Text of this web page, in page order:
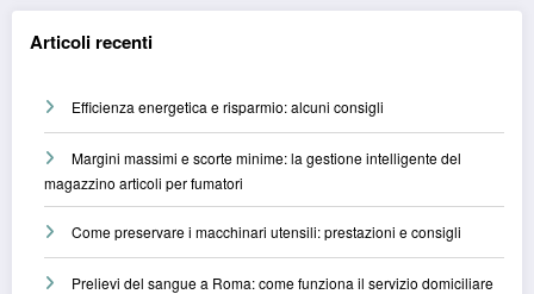
Articoli recenti
Efficienza energetica e risparmio: alcuni consigli
Margini massimi e scorte minime: la gestione intelligente del
magazzino articoli per fumatori
Come preservare i macchinari utensili: prestazioni e consigli
Prelievi del sangue a Roma: come funziona il servizio domiciliare